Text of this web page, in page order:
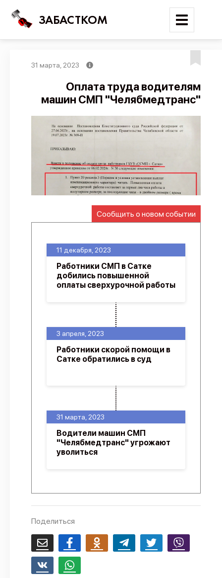
ЗАБАСТКОМ
Поиск
Новости
Карта событий
Трудовые конфликты
Отчеты
Предложить публикацию
API
Политика конфиденциальности
31 марта, 2023
Оплата труда водителям
машин СМП "Челябмедтранс"
Сообщить о новом событии
31 марта, 2023
Водители машин СМП
"Челябмедтранс" угрожают
уволиться
3 апреля, 2023
Работники скорой помощи в
Сатке обратились в суд
11 декабря, 2023
Работники СМП в Сатке
добились повышенной
оплаты сверхурочной работы
Поделиться